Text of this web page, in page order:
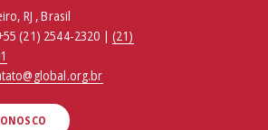
RJ , Brasil
(21) 2544-2320 | (21)